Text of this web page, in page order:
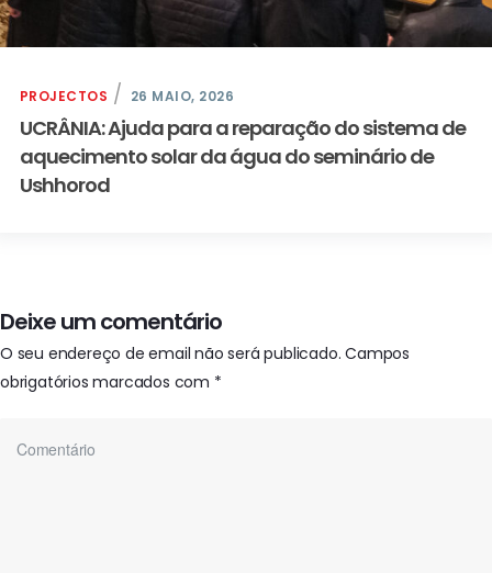
PROJECTOS 26 MAIO, 2026
UCRÂNIA: Ajuda para a reparação do sistema de
aquecimento solar da água do seminário de
Ushhorod
Deixe um comentário
O seu endereço de email não será publicado. Campos
obrigatórios marcados com *